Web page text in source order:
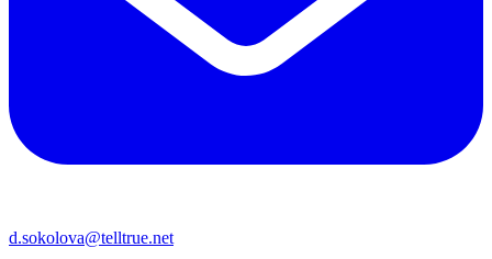
d.sokolova@telltrue.net